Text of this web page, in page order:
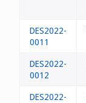
DES2022-
0011
DES2022-
0012
DES2022-